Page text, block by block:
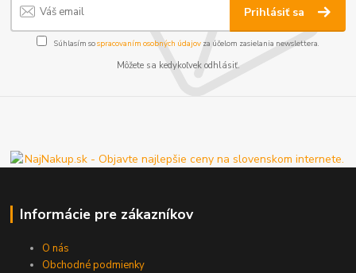
Prihlásiť sa
Súhlasím sospracovaním osobných údajov za účelom zasielania newslettera.
Môžete sa kedykoľvek odhlásiť.
Informácie pre zákazníkov
O nás
Obchodné podmienky